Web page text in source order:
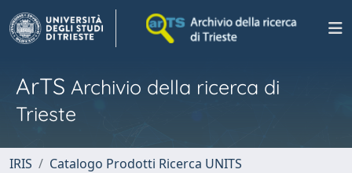
ArTS Archivio della ricerca di
Trieste
IRIS
Catalogo Prodotti Ricerca UNITS